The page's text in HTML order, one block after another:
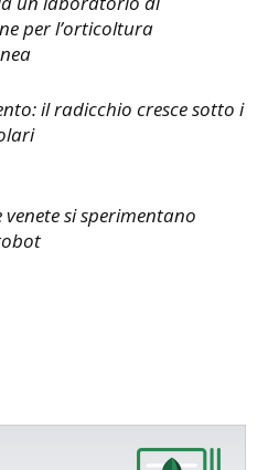
per l’orticoltura
il radicchio cresce sotto i
venete si sperimentano